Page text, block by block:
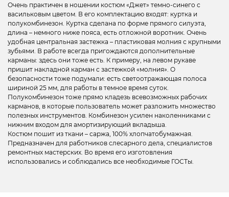
Очень практичен в ношении костюм «Джет» темно-синего с
васильковым цветом. В его комплектацию входят: куртка и
полукомбинезон. Куртка сделана по форме прямого силуэта,
длина – немного ниже пояса, есть отложной воротник. Очень
удобная центральная застежка – пластиковая молния с крупными
зубьями. В работе всегда пригождаются дополнительные
карманы: здесь они тоже есть. К примеру, на левом рукаве
пришит накладной карман с застежкой «молния». О
безопасности тоже подумали: есть светоотражающая полоса
шириной 25 мм, для работы в темное время суток.
Полукомбинезон тоже прямо кладезь всевозможных рабочих
карманов, в которые пользователь может разложить множество
полезных инструментов. Комбинезон усилен наколенниками с
нижним входом для амортизирующий вкладыша.
Костюм пошит из ткани – саржа, 100% хлопчатобумажная.
Предназначен для работников слесарного дела, специалистов
ремонтных мастерских. Во время его изготовления
использовались и соблюдались все необходимые ГОСТы.